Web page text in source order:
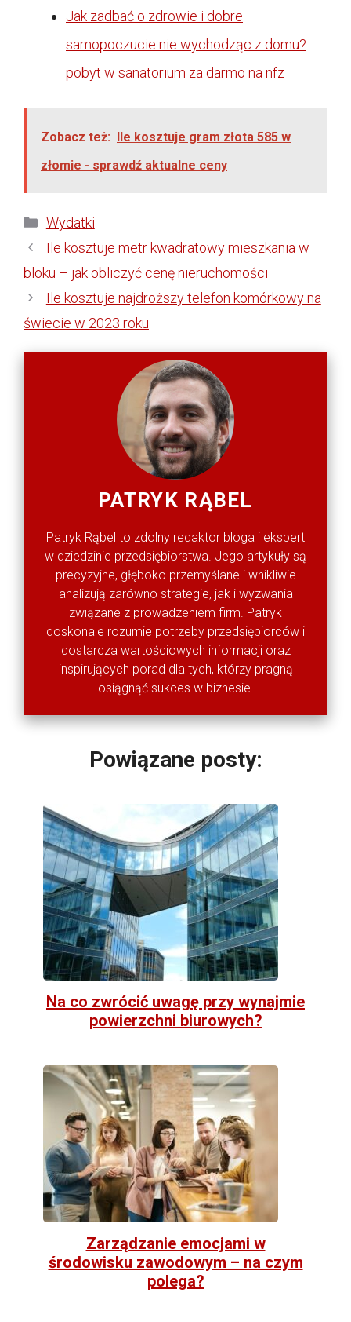
Jak zadbać o zdrowie i dobre
samopoczucie nie wychodząc z domu?
pobyt w sanatorium za darmo na nfz
Zobacz też: Ile kosztuje gram złota 585 w
złomie - sprawdź aktualne ceny
Kategorie
Wydatki
Ile kosztuje metr kwadratowy mieszkania w
bloku – jak obliczyć cenę nieruchomości
Ile kosztuje najdroższy telefon komórkowy na
świecie w 2023 roku
PATRYK RĄBEL
Patryk Rąbel to zdolny redaktor bloga i ekspert
w dziedzinie przedsiębiorstwa. Jego artykuły są
precyzyjne, głęboko przemyślane i wnikliwie
analizują zarówno strategie, jak i wyzwania
związane z prowadzeniem firm. Patryk
doskonale rozumie potrzeby przedsiębiorców i
dostarcza wartościowych informacji oraz
inspirujących porad dla tych, którzy pragną
osiągnąć sukces w biznesie.
Powiązane posty:
Na co zwrócić uwagę przy wynajmie
powierzchni biurowych?
Zarządzanie emocjami w
środowisku zawodowym – na czym
polega?